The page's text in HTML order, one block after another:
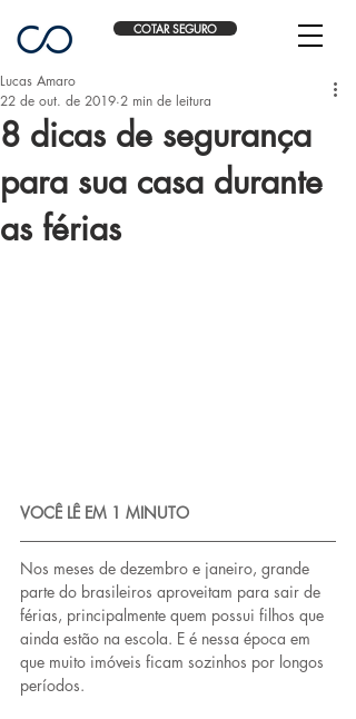
COTAR SEGURO
8 dicas de segurança
para sua casa durante
as férias
Lucas Amaro
22 de out. de 2019 2 min de leitura
VOCÊ LÊ EM 1 MINUTO
Nos meses de dezembro e janeiro, grande
parte do brasileiros aproveitam para sair de
férias, principalmente quem possui filhos que
ainda estão na escola. E é nessa época em
que muito imóveis ficam sozinhos por longos
períodos.